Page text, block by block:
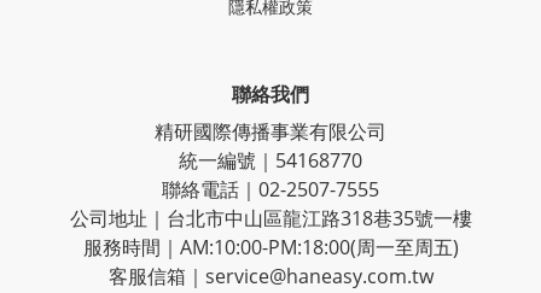
隱私權政策
聯絡我們
精研國際傳播事業有限公司
統一編號｜54168770
聯絡電話｜02-2507-7555
公司地址｜台北市中山區龍江路318巷35號一樓
服務時間｜AM:10:00-PM:18:00(周一至周五)
客服信箱｜service@haneasy.com.tw